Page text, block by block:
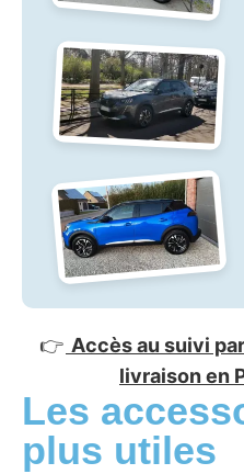
👉 Accès au suivi
livraison en
Les
plus utiles